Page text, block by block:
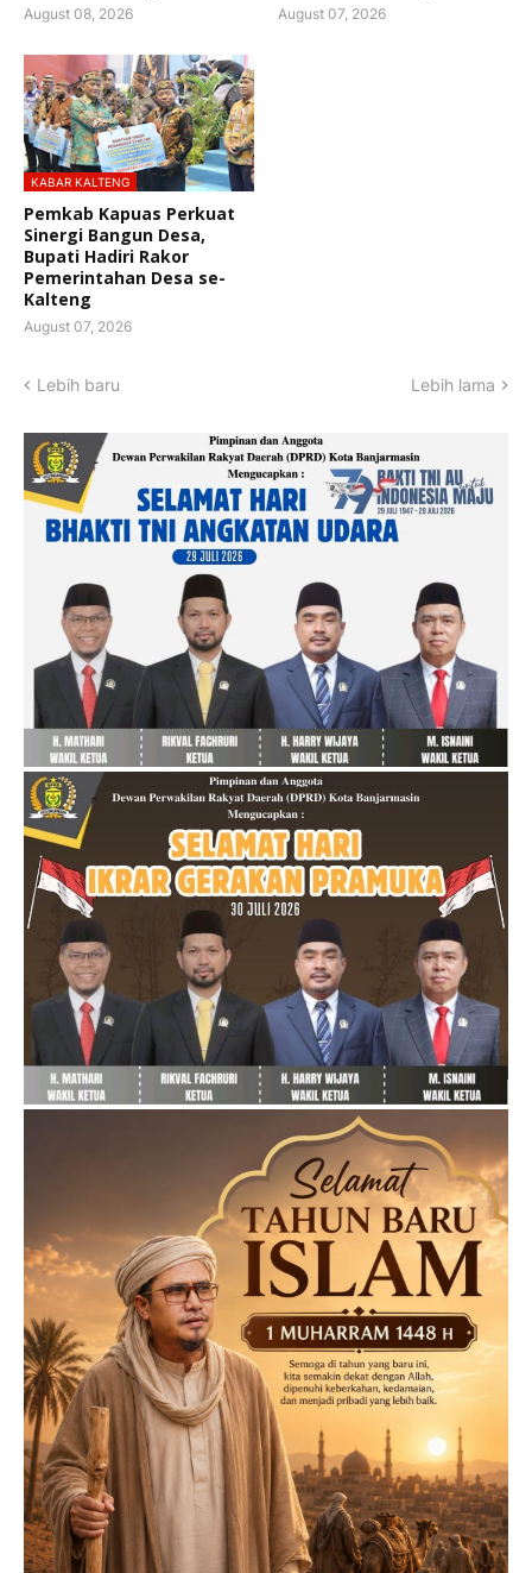
August 08, 2026 August 07, 2026
KABAR KALTENG
Pemkab Kapuas Perkuat
Sinergi Bangun Desa,
Bupati Hadiri Rakor
Pemerintahan Desa se-
Kalteng
August 07, 2026
Lebih baru Lebih lama